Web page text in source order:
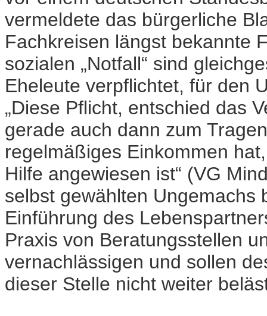
vermeldete das bürgerliche
Fachkreisen längst bekannte
sozialen „Notfall“ sind
Eheleute verpflichtet, für den
„Diese Pflicht, entschied das
gerade auch dann zum
regelmäßiges Einkommen
Hilfe angewiesen ist“ (VG
selbst gewählten Ungemachs
Einführung des
Praxis von Beratungsstellen
vernachlässigen und sollen
dieser Stelle nicht weiter